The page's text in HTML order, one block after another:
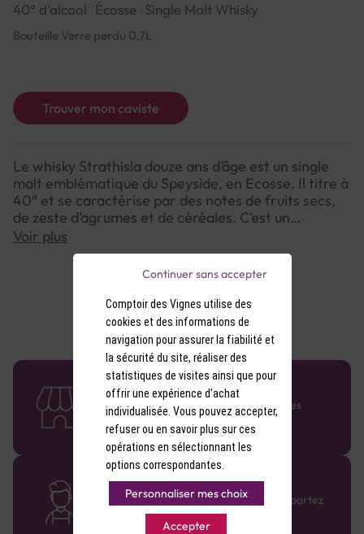
40° d'alcool Écosse Single Malt Whisky
Bouteille Verre perdu 0,7L
Trouver mon caviste
Le whisky Strathisla douze ans d’âge est un single
malt emblématique du Speyside, en Ecosse. Il titre à
40° et se caractérise par des notes de fruits secs,
de zeste d’agrumes et de céréales. C’est un
spiritueux qui est non tourbé et qui est idéal pour
Voir plus
58 caves en France
Retrouvez le réseau Comptoir des Vignes
partout en France !
Des cavistes à votre écoute
Bénéficiez de conseils sur-mesure et repartez
avec le sourire :)
Comptoir des Vignes utilise des
cookies et des informations de
navigation pour assurer la fiabilité et
la sécurité du site, réaliser des
statistiques de visites ainsi que pour
offrir une expérience d'achat
individualisée. Vous pouvez accepter,
refuser ou en savoir plus sur ces
opérations en sélectionnant les
options correspondantes.
Personnaliser mes choix
Accepter
Continuer sans accepter